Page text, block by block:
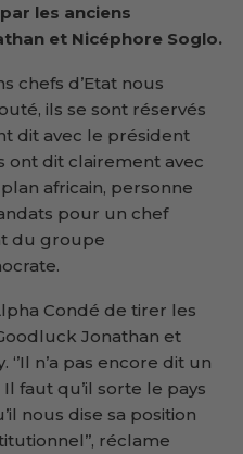
les anciens
et Nicéphore Soglo.
chefs d’Etat nous
ils se sont réservés
dit avec le président
ont dit clairement avec
africain, personne
pour un chef
du groupe
Condé de tirer les
Jonathan et
n’a pas encore dit un
faut qu’il sorte le pays
nous dise sa position
réclame